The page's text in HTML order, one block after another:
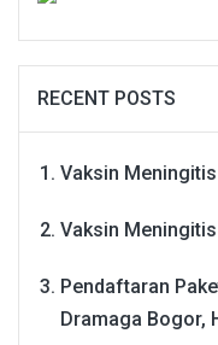
RECENT POSTS
Vaksin
Vaksin
Pendaftaran
Dramaga Bogor,